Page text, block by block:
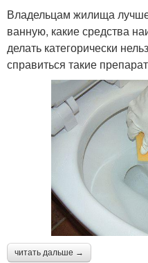
Владельцам жилища лучше
ванную, какие средства
делать категорически
справиться такие
читать дальше →